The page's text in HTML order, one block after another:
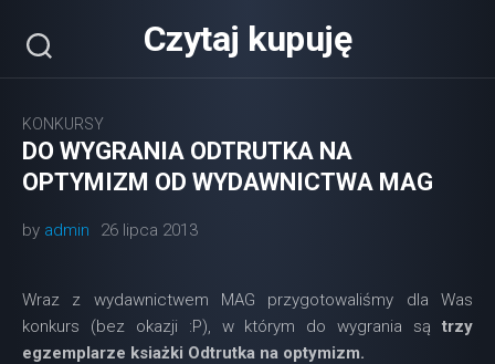
content
Czytaj kupuję
KONKURSY
DO WYGRANIA ODTRUTKA NA
OPTYMIZM OD WYDAWNICTWA MAG
by admin 26 lipca 2013
Wraz z wydawnictwem MAG przygotowaliśmy dla Was
konkurs (bez okazji :P), w którym do wygrania są trzy
egzemplarze ksiażki Odtrutka na optymizm.